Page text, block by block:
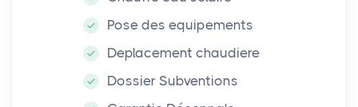
Pose des equipements
Deplacement chaudiere
Dossier Subventions